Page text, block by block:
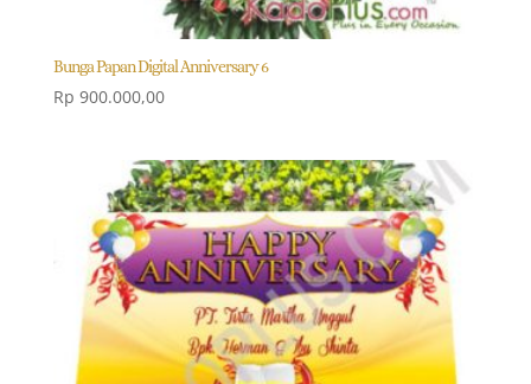
Bunga Papan Digital Anniversary 6
Rp 900.000,00